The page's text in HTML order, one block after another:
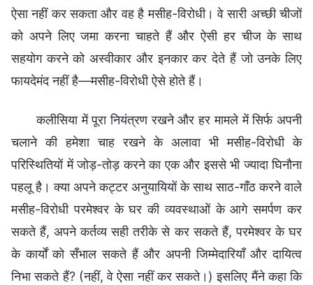
ऐसा नहीं कर सकता और वह है मसीह-विरोधी। वे सारी अच्छी चीजों
को अपने लिए जमा करना चाहते हैं और ऐसी हर चीज के साथ
सहयोग करने को अस्वीकार और इनकार कर देते हैं जो उनके लिए
फायदेमंद नहीं है—मसीह-विरोधी ऐसे होते हैं।
कलीसिया में पूरा नियंत्रण रखने और हर मामले में सिर्फ अपनी
चलाने की हमेशा चाह रखने के अलावा भी मसीह-विरोधी के
परिस्थितियों में जोड़-तोड़ करने का एक और इससे भी ज्यादा घिनौना
पहलू है। क्या अपने कट्टर अनुयायियों के साथ साठ-गाँठ करने वाले
मसीह-विरोधी परमेश्वर के घर की व्यवस्थाओं के आगे समर्पण कर
सकते हैं, अपने कर्तव्य सही तरीके से कर सकते हैं, परमेश्वर के घर
के कार्यों को सँभाल सकते हैं और अपनी जिम्मेदारियाँ और दायित्व
निभा सकते हैं? (नहीं, वे ऐसा नहीं कर सकते।) इसलिए मैंने कहा कि